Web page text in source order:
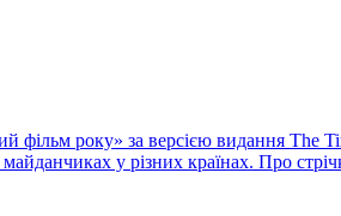
року» за версією видання The
у різних країнах. Про